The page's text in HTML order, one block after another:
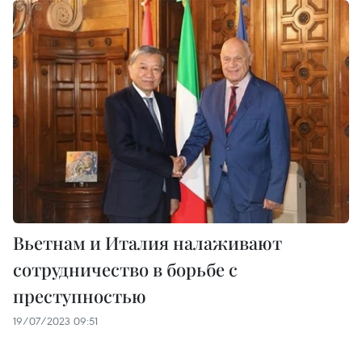
Вьетнам и Италия налаживают
сотрудничество в борьбе с
преступностью
19/07/2023 09:51